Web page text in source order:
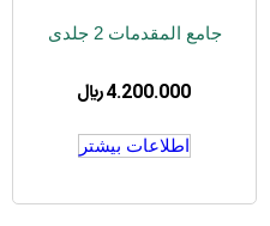
جامع المقدمات 2 جلدی
4.200.000 ﷼
اطلاعات بیشتر